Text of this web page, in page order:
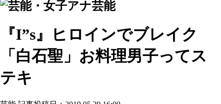
芸能
『I”s』ヒロインでブレイク
「白石聖」お料理男子ってス
テキ